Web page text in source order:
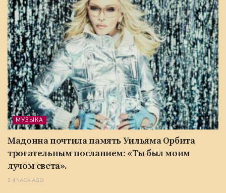
МУЗЫКА
Мадонна почтила память Уильяма Орбита
трогательным посланием: «Ты был моим
лучом света».
4 ЧАСА AGO